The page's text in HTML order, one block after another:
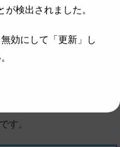
しましょう。MODを稼
す。
検出されました。
効にして「更新」し